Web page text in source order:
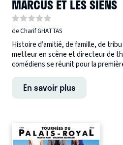
MARCUS ET LES SIENS
de Charif GHATTAS
Histoire d’amitié, de famille, de
metteur en scène et directeur de
comédiens se réunit pour la
En savoir plus